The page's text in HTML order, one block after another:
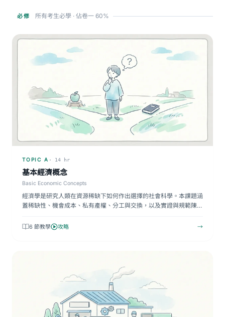
必修 所有考生必學 · 佔卷一 60%
TOPIC A · 14 hr
基本經濟概念
Basic Economic Concepts
經濟學是研究人類在資源稀缺下如何作出選擇的社會科學。本課題涵
蓋稀缺性、機會成本、私有產權、分工與交換，以及實證與規範陳
6 節教學 攻略 →